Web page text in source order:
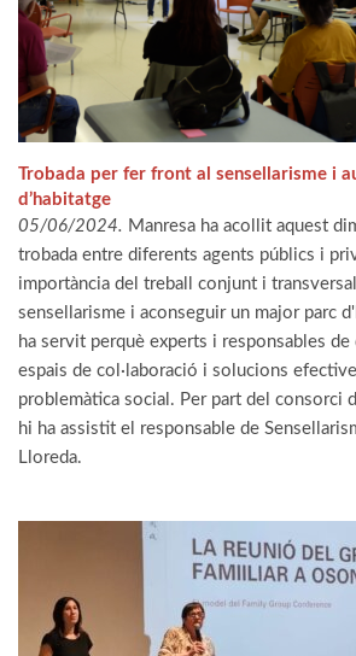
Trobada per fer front al sensellarisme i
d’habitatge
05/06/2024. Manresa ha acollit aquest
trobada entre diferents agents públics i
importància del treball conjunt i
sensellarisme i aconseguir un major parc
ha servit perquè experts i responsables
espais de col·laboració i solucions
problemàtica social. Per part del consorci
hi ha assistit el responsable de
Lloreda.